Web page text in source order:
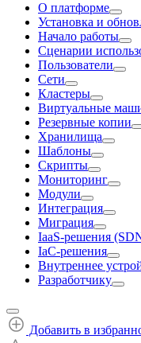
О платформе
Установка и
Начало работы
Сценарии
Пользователи
Сети
Кластеры
Виртуальные
Резервные копии
Хранилища
Шаблоны
Скрипты
Мониторинг
Модули
Интеграция
Миграция
IaaS-решения
IaC-решения
Внутреннее
Разработчику
Добавить в